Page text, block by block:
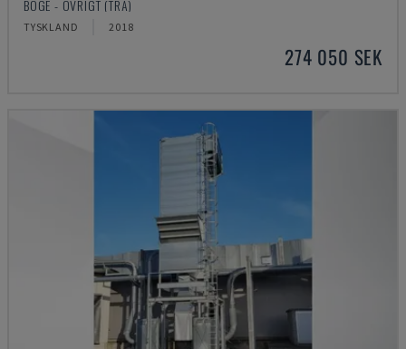
BOGE - ÖVRIGT (TRÄ)
TYSKLAND 2018
274 050 SEK